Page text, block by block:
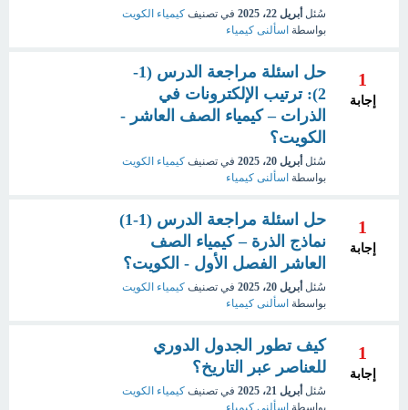
سُئل أبريل 22، 2025 في تصنيف كيمياء الكويت
بواسطة اسألنى كيمياء
1
إجابة
حل اسئلة مراجعة الدرس (1-
2): ترتيب الإلكترونات في
الذرات – كيمياء الصف العاشر -
الكويت؟
سُئل أبريل 20، 2025 في تصنيف كيمياء الكويت
بواسطة اسألنى كيمياء
1
إجابة
حل اسئلة مراجعة الدرس (1-1)
نماذج الذرة – كيمياء الصف
العاشر الفصل الأول - الكويت؟
سُئل أبريل 20، 2025 في تصنيف كيمياء الكويت
بواسطة اسألنى كيمياء
1
إجابة
كيف تطور الجدول الدوري
للعناصر عبر التاريخ؟
سُئل أبريل 21، 2025 في تصنيف كيمياء الكويت
بواسطة اسألنى كيمياء